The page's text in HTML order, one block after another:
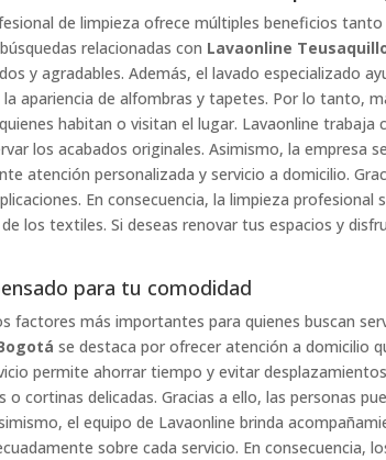
de limpieza ofrece múltiples beneficios
relacionadas con Lavaonline
y agradables. Además, el lavado especializado
apariencia de alfombras y tapetes. Por lo tanto,
habitan o visitan el lugar. Lavaonline trabaja
los acabados originales. Asimismo, la empresa
atención personalizada y servicio a domicilio.
En consecuencia, la limpieza profesional
los textiles. Si deseas renovar tus espacios y
para tu comodidad
factores más importantes para quienes buscan
se destaca por ofrecer atención a domicilio
permite ahorrar tiempo y evitar
cortinas delicadas. Gracias a ello, las personas
el equipo de Lavaonline brinda
sobre cada servicio. En consecuencia,